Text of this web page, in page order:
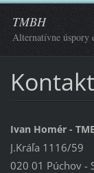
TMBH
Alternatívne úspory
Kontakt
Ivan Homér -
J.Kráľa 1116/59
020 01 Púchov -